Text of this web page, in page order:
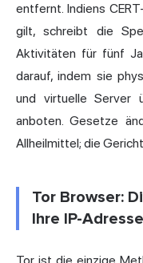
entfernt. Indiens
gilt, schreibt die
Aktivitäten für fünf
darauf, indem sie
und virtuelle Server
anboten. Gesetze
Allheilmittel; die
Tor Browser:
Ihre IP-